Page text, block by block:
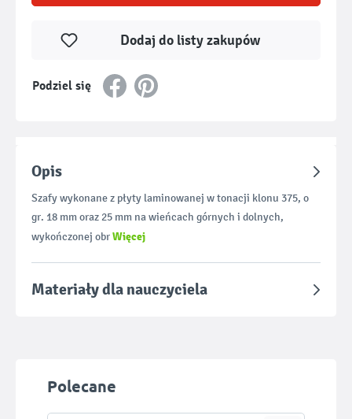
Podziel się
Dodaj do listy zakupów
Opis
Szafy wykonane z płyty laminowanej w tonacji klonu 375, o
gr. 18 mm oraz 25 mm na wieńcach górnych i dolnych,
wykończonej obrWięcej
Materiały dla nauczyciela
Pomiń galerię produktów
Polecane